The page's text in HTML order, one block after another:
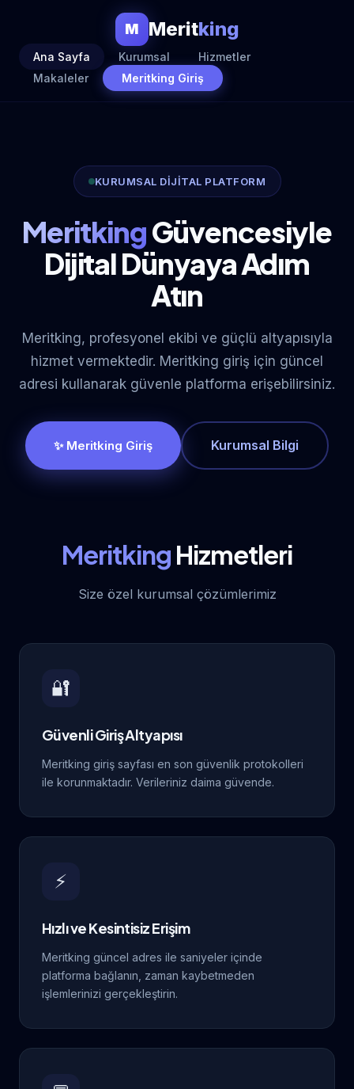
M Meritking
Ana Sayfa Kurumsal
Hizmetler
Makaleler
Meritking Giriş
KURUMSAL DİJİTAL PLATFORM
MeritkingGüvencesiyle
Dijital Dünyaya Adım
Atın
Meritking, profesyonel ekibi ve güçlü altyapısıyla
hizmet vermektedir. Meritking giriş için güncel
adresi kullanarak güvenle platforma erişebilirsiniz.
✨ Meritking Giriş Kurumsal Bilgi
Meritking Hizmetleri
Size özel kurumsal çözümlerimiz
🔐
Güvenli Giriş Altyapısı
Meritking giriş sayfası en son güvenlik protokolleri
ile korunmaktadır. Verileriniz daima güvende.
⚡
Hızlı ve Kesintisiz Erişim
Meritking güncel adres ile saniyeler içinde
platforma bağlanın, zaman kaybetmeden
işlemlerinizi gerçekleştirin.